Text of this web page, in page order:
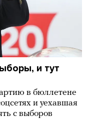
и тут
в бюллетене
и уехавшая
с выборов